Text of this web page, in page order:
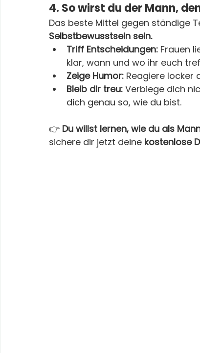
4. So wirst du der Mann,
Das beste Mittel gegen ständige
Selbstbewusstsein sein.
Triff Entscheidungen: Frauen
klar, wann und wo ihr euch
Zeige Humor: Reagiere locker
Bleib dir treu: Verbiege dich
dich genau so, wie du bist.
👉 Du willst lernen, wie du als
sichere dir jetzt deine kostenlose